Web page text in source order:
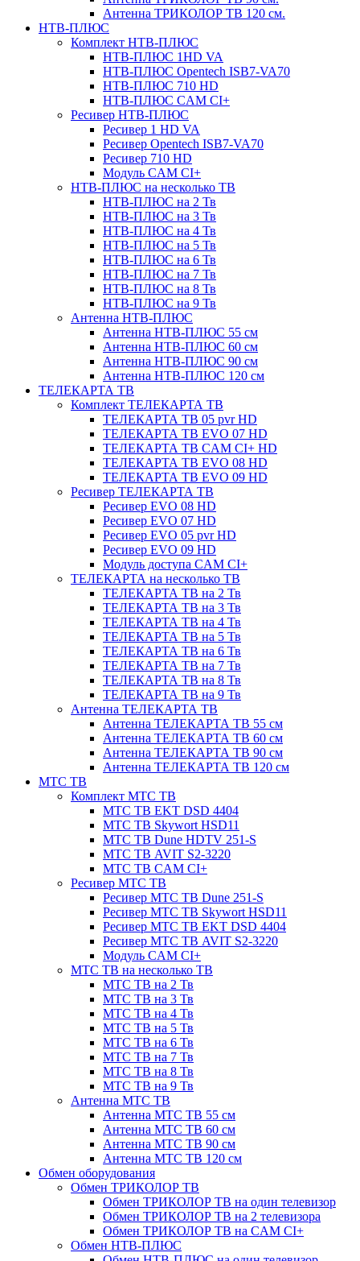
Антенна ТРИКОЛОР ТВ 120 см.
НТВ-ПЛЮС
Комплект НТВ-ПЛЮС
НТВ-ПЛЮС 1HD VA
НТВ-ПЛЮС Opentech ISB7-VA70
НТВ-ПЛЮС 710 HD
НТВ-ПЛЮС CAM CI+
Ресивер НТВ-ПЛЮС
Ресивер 1 HD VA
Ресивер Opentech ISB7-VA70
Ресивер 710 HD
Модуль CAM CI+
НТВ-ПЛЮС на несколько ТВ
НТВ-ПЛЮС на 2 Тв
НТВ-ПЛЮС на 3 Тв
НТВ-ПЛЮС на 4 Тв
НТВ-ПЛЮС на 5 Тв
НТВ-ПЛЮС на 6 Тв
НТВ-ПЛЮС на 7 Тв
НТВ-ПЛЮС на 8 Тв
НТВ-ПЛЮС на 9 Тв
Антенна НТВ-ПЛЮС
Антенна НТВ-ПЛЮС 55 см
Антенна НТВ-ПЛЮС 60 см
Антенна НТВ-ПЛЮС 90 см
Антенна НТВ-ПЛЮС 120 см
ТЕЛЕКАРТА ТВ
Комплект ТЕЛЕКАРТА ТВ
ТЕЛЕКАРТА ТВ 05 pvr HD
ТЕЛЕКАРТА ТВ EVO 07 HD
ТЕЛЕКАРТА ТВ CAM CI+ HD
ТЕЛЕКАРТА ТВ EVO 08 HD
ТЕЛЕКАРТА ТВ EVO 09 HD
Ресивер ТЕЛЕКАРТА ТВ
Ресивер EVO 08 HD
Ресивер EVO 07 HD
Ресивер EVO 05 pvr HD
Ресивер EVO 09 HD
Модуль доступа CAM CI+
ТЕЛЕКАРТА на несколько ТВ
ТЕЛЕКАРТА ТВ на 2 Тв
ТЕЛЕКАРТА ТВ на 3 Тв
ТЕЛЕКАРТА ТВ на 4 Тв
ТЕЛЕКАРТА ТВ на 5 Тв
ТЕЛЕКАРТА ТВ на 6 Тв
ТЕЛЕКАРТА ТВ на 7 Тв
ТЕЛЕКАРТА ТВ на 8 Тв
ТЕЛЕКАРТА ТВ на 9 Тв
Антенна ТЕЛЕКАРТА ТВ
Антенна ТЕЛЕКАРТА ТВ 55 см
Антенна ТЕЛЕКАРТА ТВ 60 см
Антенна ТЕЛЕКАРТА ТВ 90 см
Антенна ТЕЛЕКАРТА ТВ 120 см
МТС ТВ
Комплект МТС ТВ
МТС ТВ EKT DSD 4404
МТС ТВ Skywort HSD11
МТС ТВ Dune HDTV 251-S
МТС ТВ AVIT S2-3220
МТС ТВ CAM CI+
Ресивер МТС ТВ
Ресивер МТС ТВ Dune 251-S
Ресивер МТС ТВ Skywort HSD11
Ресивер МТС ТВ EKT DSD 4404
Ресивер МТС ТВ AVIT S2-3220
Модуль CAM CI+
МТС ТВ на несколько ТВ
МТС ТВ на 2 Тв
МТС ТВ на 3 Тв
МТС ТВ на 4 Тв
МТС ТВ на 5 Тв
МТС ТВ на 6 Тв
МТС ТВ на 7 Тв
МТС ТВ на 8 Тв
МТС ТВ на 9 Тв
Антенна МТС ТВ
Антенна МТС ТВ 55 см
Антенна МТС ТВ 60 см
Антенна МТС ТВ 90 см
Антенна МТС ТВ 120 см
Обмен оборудования
Обмен ТРИКОЛОР ТВ
Обмен ТРИКОЛОР ТВ на один телевизор
Обмен ТРИКОЛОР ТВ на 2 телевизора
Обмен ТРИКОЛОР ТВ на CAM CI+
Обмен НТВ-ПЛЮС